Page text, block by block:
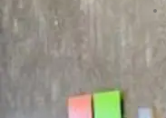
వ్రాసిన వారు Jayachandra Akuri
ఈ వార్తాకథనం ఏంటి
పనితీరు